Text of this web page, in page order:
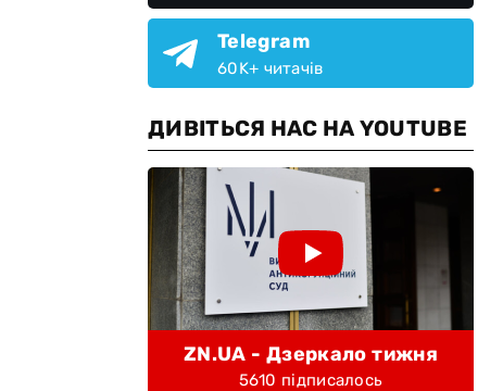
Telegram
60K+ читачів
ДИВІТЬСЯ НАС НА YOUTUBE
ZN.UA - Дзеркало тижня
5610 підписалось